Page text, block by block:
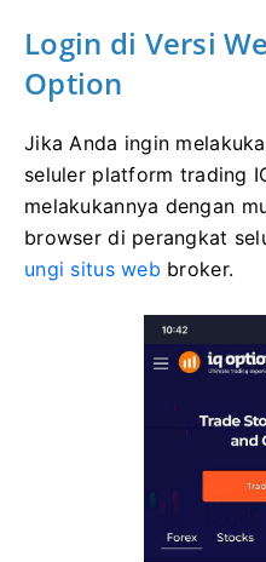
Login di Versi
Option
Jika Anda ingin
seluler platform trading
melakukannya dengan
browser di perangkat
ungi situs web broker.